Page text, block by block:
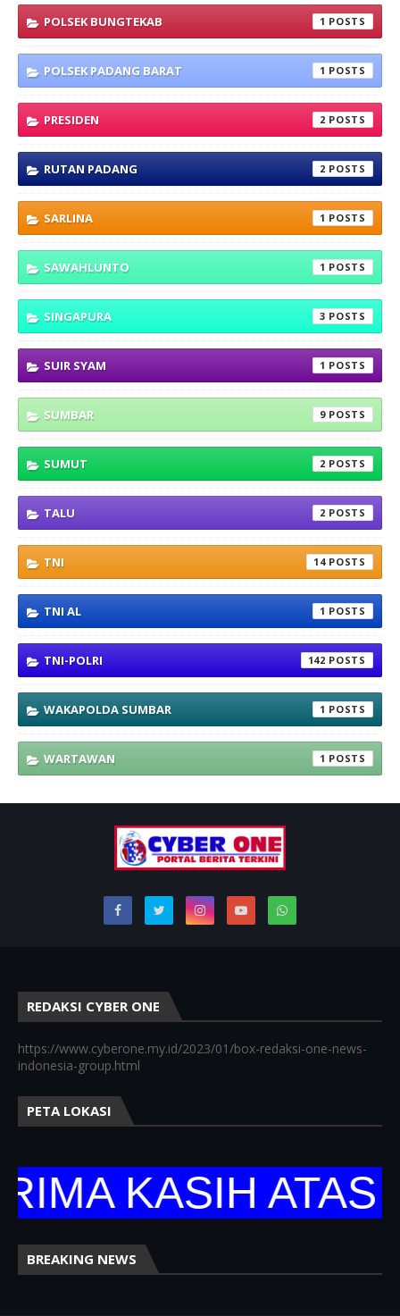
POLSEK BUNGTEKAB 1
POLSEK PADANG BARAT 1
PRESIDEN 2
RUTAN PADANG 2
SARLINA 1
SAWAHLUNTO 1
SINGAPURA 3
SUIR SYAM 1
SUMBAR 9
SUMUT 2
TALU 2
TNI 14
TNI AL 1
TNI-POLRI 142
WAKAPOLDA SUMBAR 1
WARTAWAN 1
REDAKSI CYBER ONE
https://www.cyberone.my.id/2023/01/box-redaksi-one-news-
indonesia-group.html
PETA LOKASI
KASIH ATAS
BREAKING NEWS